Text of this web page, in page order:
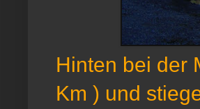
Hinten bei der
Km ) und